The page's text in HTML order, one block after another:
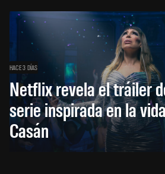
HACE 3 DÍAS
Netflix revela el tráiler
serie inspirada en la
Casán